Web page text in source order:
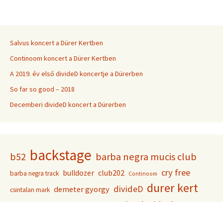
Salvus koncert a Dürer Kertben
Continoom koncert a Dürer Kertben
A 2019. év első divideD koncertje a Dürerben
So far so good – 2018
Decemberi divideD koncert a Dürerben
b52 backstage barba negra mucis club
barba negra track bulldozer club202 Continoom cry free
csintalan mark demeter gyorgy divideD durer kert